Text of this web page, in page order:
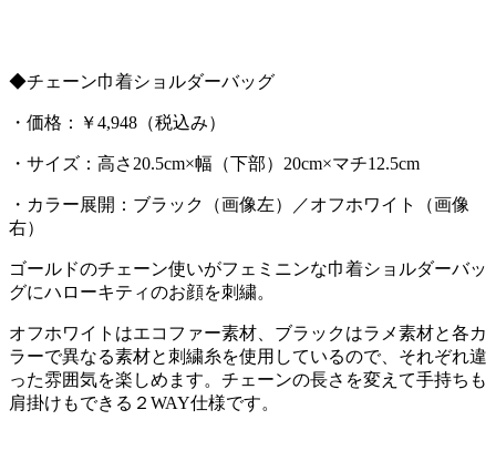
◆チェーン巾着ショルダーバッグ
・価格：￥4,948（税込み）
・サイズ：高さ20.5cm×幅（下部）20cm×マチ12.5cm
・カラー展開：ブラック（画像左）／オフホワイト（画像
右）
ゴールドのチェーン使いがフェミニンな巾着ショルダーバッ
グにハローキティのお顔を刺繍。
オフホワイトはエコファー素材、ブラックはラメ素材と各カ
ラーで異なる素材と刺繍糸を使用しているので、それぞれ違
った雰囲気を楽しめます。チェーンの長さを変えて手持ちも
肩掛けもできる２WAY仕様です。